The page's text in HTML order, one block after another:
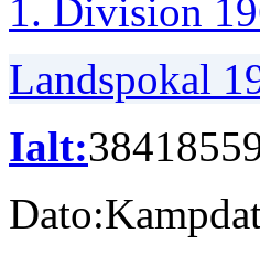
1. Division
Landspokal
Ialt:384185
Dato: